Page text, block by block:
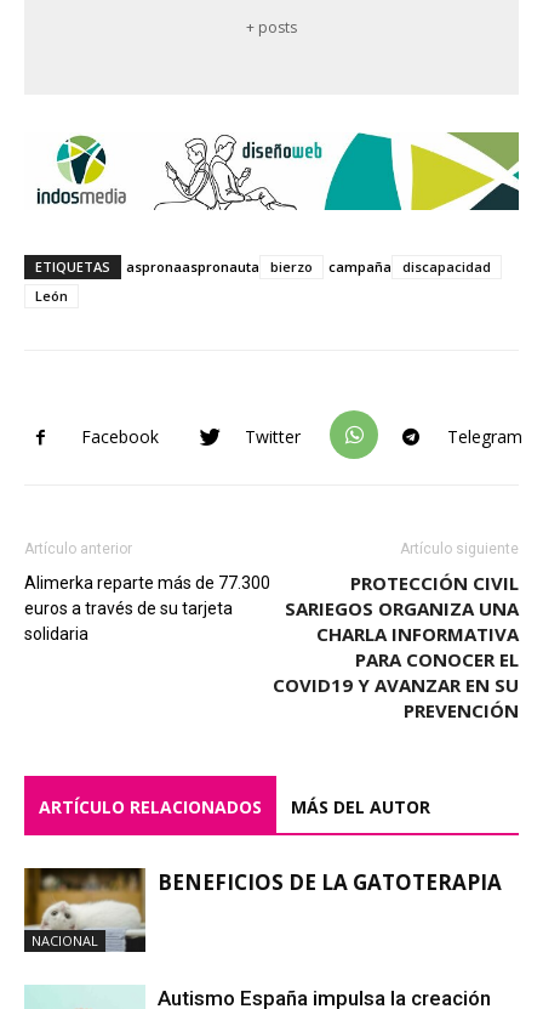
+ posts
ETIQUETAS aspronaaspronauta bierzo campaña
discapacidad
León
Facebook Twitter Telegram
Artículo anterior
Alimerka reparte más de 77.300
euros a través de su tarjeta
solidaria
Artículo siguiente
PROTECCIÓN CIVIL
SARIEGOS ORGANIZA UNA
CHARLA INFORMATIVA
PARA CONOCER EL
COVID19 Y AVANZAR EN SU
PREVENCIÓN
ARTÍCULO RELACIONADOS MÁS DEL AUTOR
NACIONAL
BENEFICIOS DE LA GATOTERAPIA
Autismo España impulsa la creación